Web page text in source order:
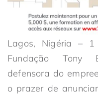
Lagos, Nigéria –
Fundação Tony
defensora do
o prazer de